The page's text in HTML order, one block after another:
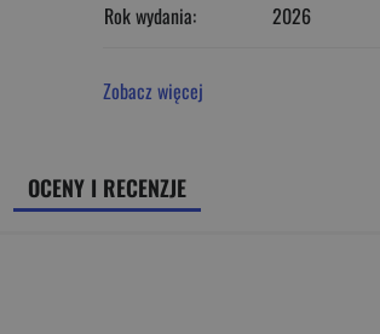
Rok wydania: 2026
Zobacz więcej
OCENY I RECENZJE